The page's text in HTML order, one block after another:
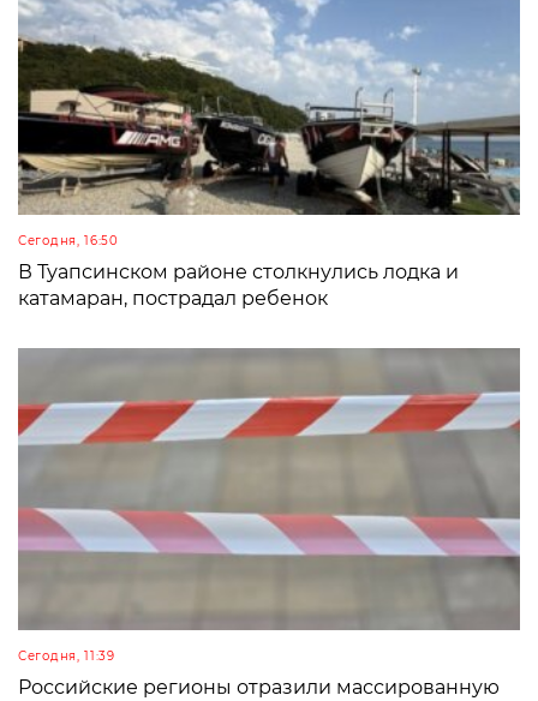
Сегодня, 16:50
В Туапсинском районе столкнулись лодка и
катамаран, пострадал ребенок
Сегодня, 11:39
Российские регионы отразили массированную